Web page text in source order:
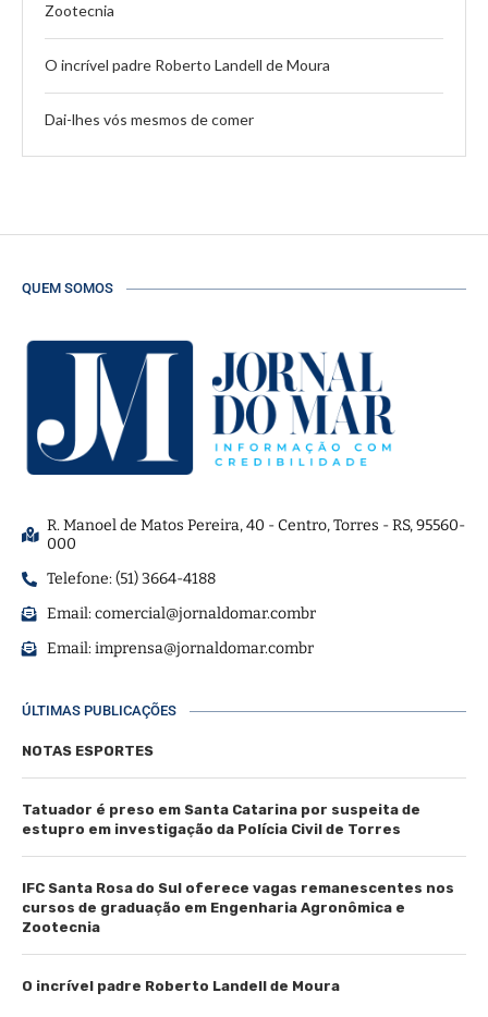
Zootecnia
O incrível padre Roberto Landell de Moura
Dai-lhes vós mesmos de comer
QUEM SOMOS
R. Manoel de Matos Pereira, 40 - Centro, Torres - RS, 95560-
000
Telefone: (51) 3664-4188
Email:comercial@jornaldomar.combr
Email:imprensa@jornaldomar.combr
ÚLTIMAS PUBLICAÇÕES
NOTAS ESPORTES
Tatuador é preso em Santa Catarina por suspeita de
estupro em investigação da Polícia Civil de Torres
IFC Santa Rosa do Sul oferece vagas remanescentes nos
cursos de graduação em Engenharia Agronômica e
Zootecnia
O incrível padre Roberto Landell de Moura